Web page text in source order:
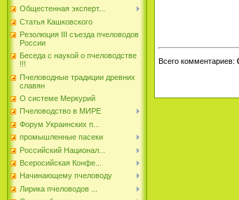
Общестенная эксперт...
Статья Кашковского
Резолюция III съезда пчеловодов
России
Беседа с наукой о пчеловодстве
!!!
Пчеловодные традиции древних
славян
О системе Меркурий
Пчеловодство в МИРЕ
Форум Украинских п...
промышленные пасеки
Российский Национал...
Всеросийская Конфе...
Начинающему пчеловоду
Лирика пчеловодов ...
Всего комментариев: